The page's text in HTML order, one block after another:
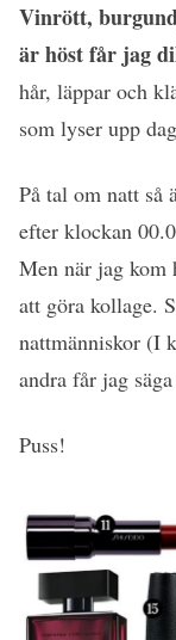
Vinrött,
är höst får jag
hår, läppar och
som lyser upp
På tal om natt så
efter klockan
Men när jag kom
att göra kollage.
nattmänniskor (I
andra får jag
Puss!